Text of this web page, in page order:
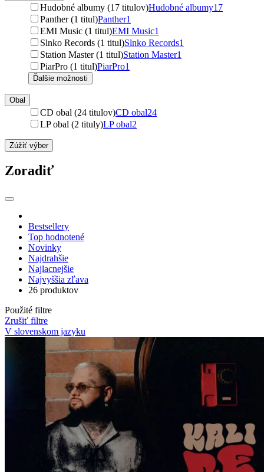
Hudobné albumy (17 titulov)Hudobné albumy17
Panther (1 titul)Panther1
EMI Music (1 titul)EMI Music1
Slnko Records (1 titul)Slnko Records1
Station Master (1 titul)Station Master1
PiarPro (1 titul)PiarPro1
Ďalšie možnosti
Obal
CD obal (24 titulov)CD obal24
LP obal (2 tituly)LP obal2
Zúžiť výber
Zoradiť
Bestsellery
Top hodnotené
Novinky
Najdrahšie
Najlacnejšie
Najvyššia zľava
26 produktov
Použité filtre
Zrušiť filtre
V slovenskom jazyku